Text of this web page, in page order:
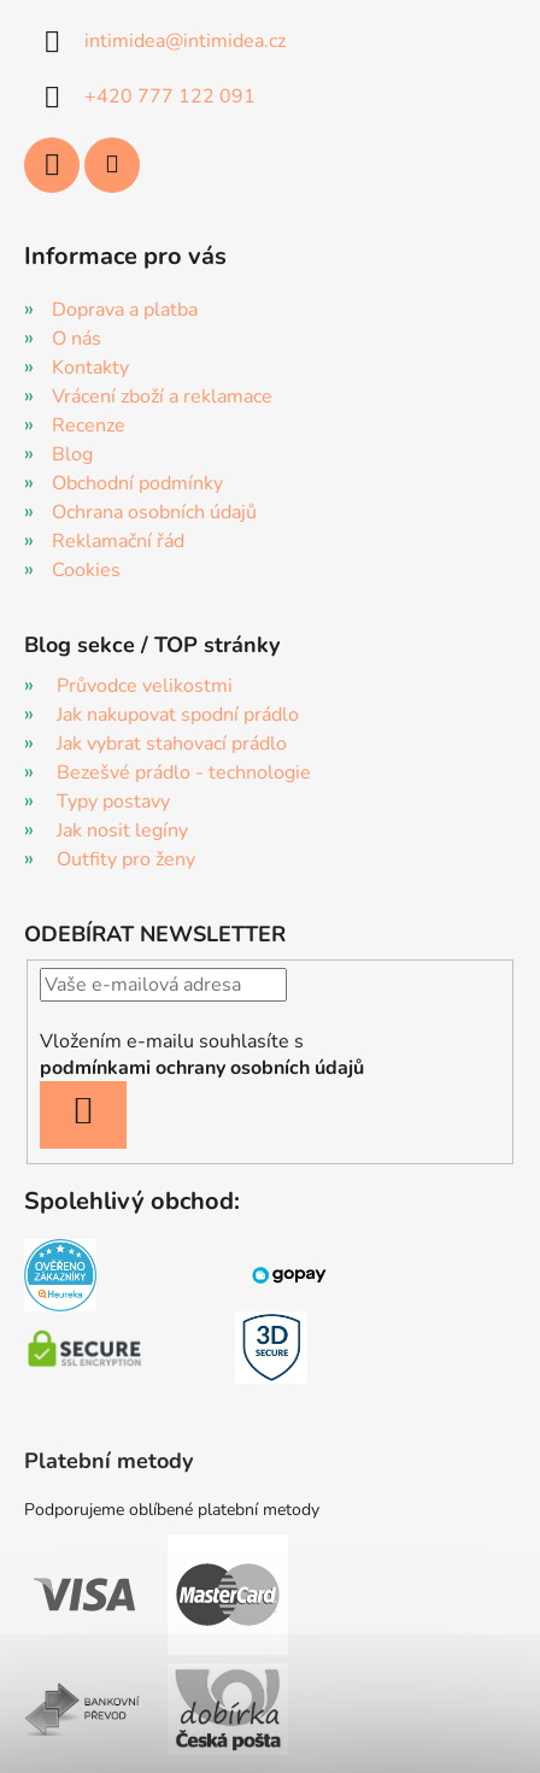
intimidea@intimidea.cz
+420 777 122 091
Informace pro vás
Doprava a platba
O nás
Kontakty
Vrácení zboží a reklamace
Recenze
Blog
Obchodní podmínky
Ochrana osobních údajů
Reklamační řád
Cookies
Blog sekce / TOP stránky
Průvodce velikostmi
Jak nakupovat spodní prádlo
Jak vybrat stahovací prádlo
Bezešvé prádlo - technologie
Typy postavy
Jak nosit legíny
Outfity pro ženy
ODEBÍRAT NEWSLETTER
Vložením e-mailu souhlasíte s
podmínkami ochrany osobních údajů
SE
Spolehlivý obchod:
Platební metody
Podporujeme oblíbené platební metody